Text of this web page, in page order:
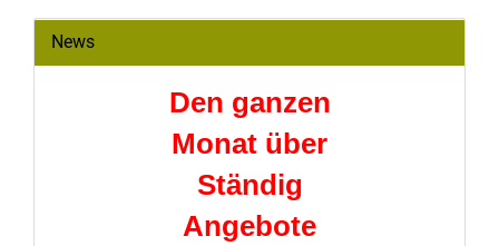
News
Den ganzen
Monat über
Ständig
Angebote